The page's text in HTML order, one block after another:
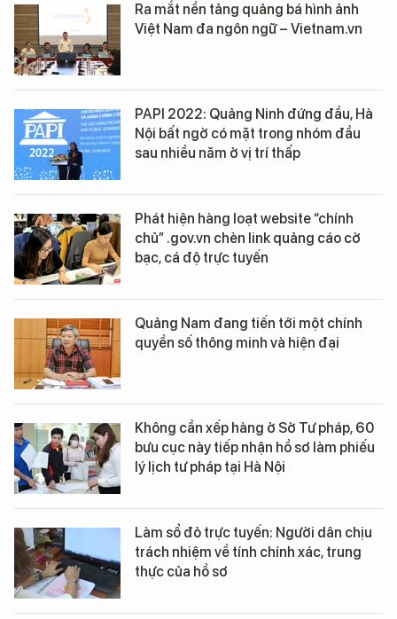
Ra mắt nền tảng quảng bá hình ảnh
Việt Nam đa ngôn ngữ – Vietnam.vn
PAPI 2022: Quảng Ninh đứng đầu, Hà
Nội bất ngờ có mặt trong nhóm đầu
sau nhiều năm ở vị trí thấp
Phát hiện hàng loạt website “chính
chủ” .gov.vn chèn link quảng cáo cờ
bạc, cá độ trực tuyến
Quảng Nam đang tiến tới một chính
quyền số thông minh và hiện đại
Không cần xếp hàng ở Sở Tư pháp, 60
bưu cục này tiếp nhận hồ sơ làm phiếu
lý lịch tư pháp tại Hà Nội
Làm sổ đỏ trực tuyến: Người dân chịu
trách nhiệm về tính chính xác, trung
thực của hồ sơ